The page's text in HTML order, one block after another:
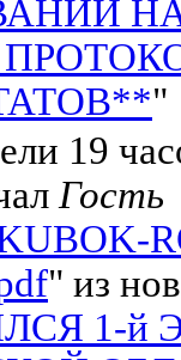
"
19
Гость
" из
1-й